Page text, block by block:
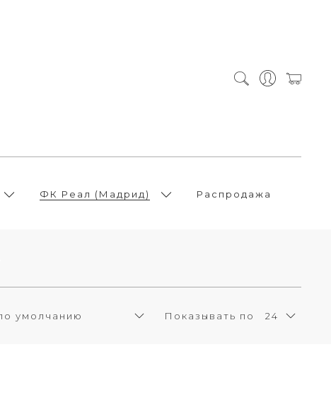
ФК Реал (Мадрид) Распродажа
Показывать по